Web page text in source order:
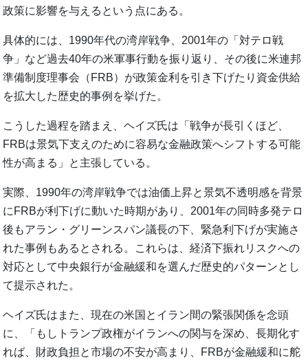
政策に影響を与えるという点にある。
具体的には、1990年代の湾岸戦争、2001年の「対テロ戦
争」など過去40年の米軍事行動を振り返り、その後に米連邦
準備制度理事会（FRB）が政策金利を引き下げたり資金供給
を拡大した歴史的事例を挙げた。
こうした過程を踏まえ、ヘイズ氏は「戦争が長引くほど、
FRBは景気下支えのために容易な金融政策へシフトする可能
性が高まる」と主張している。
実際、1990年の湾岸戦争では油価上昇と景気不透明感を背景
にFRBが利下げに動いた時期があり、2001年の同時多発テロ
後もアラン・グリーンスパン議長の下、緊急利下げが実施さ
れた事例もあるとされる。これらは、経済下振れリスクへの
対応として中央銀行が金融緩和を選んだ歴史的パターンとし
て提示された。
ヘイズ氏はまた、現在の米国とイラン間の緊張関係を念頭
に、「もしトランプ政権がイランへの関与を深め、長期化す
れば、財政負担と市場の不安が高まり、FRBが金融緩和に舵